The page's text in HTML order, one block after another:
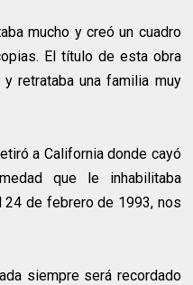
mucho y creó un cuadro
El título de esta obra
retrataba una familia muy
a California donde cayó
que le inhabilitaba
de febrero de 1993, nos
siempre será recordado